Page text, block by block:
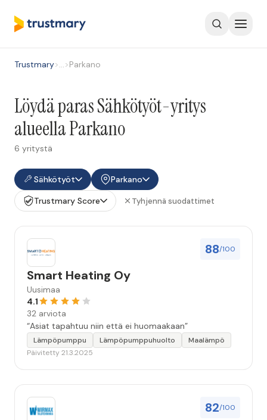
Trustmary>…>Parkano
Löydä paras Sähkötyöt-yritys
alueella Parkano
6 yritystä
Sähkötyöt
Parkano
Trustmary Score
Tyhjennä suodattimet
88/100
Smart Heating Oy
Uusimaa
4.1
32 arviota
“Asiat tapahtuu niin että ei huomaakaan”
Lämpöpumppu Lämpöpumppuhuolto
Maalämpö
Päivitetty 21.3.2025
82/100